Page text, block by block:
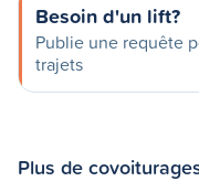
Besoin d'un lift?
Publie une requête
trajets
Plus de